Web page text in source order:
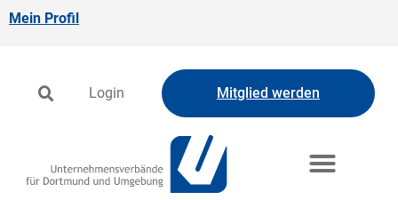
Mein Profil
Login Mitglied werden